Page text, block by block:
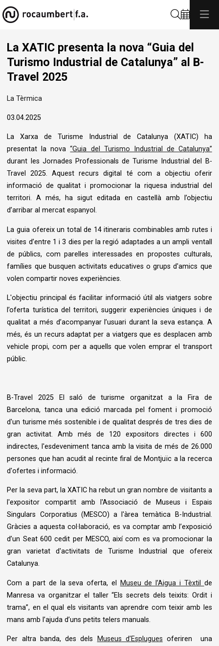
La XATIC presenta la nova “Guia del
Turismo Industrial de Catalunya” al B-
Travel 2025
La Tèrmica
03.04.2025
La Xarxa de Turisme Industrial de Catalunya (XATIC) ha
presentat la nova“Guia del Turismo Industrial de Catalunya”
durant les Jornades Professionals de Turisme Industrial del B-
Travel 2025. Aquest recurs digital té com a objectiu oferir
informació de qualitat i promocionar la riquesa industrial del
territori. A més, ha sigut editada en castellà amb l’objectiu
d’arribar al mercat espanyol.
La guia ofereix un total de 14 itineraris combinables amb rutes i
visites d’entre 1 i 3 dies per la regió adaptades a un ampli ventall
de públics, com parelles interessades en propostes culturals,
famílies que busquen activitats educatives o grups d'amics que
volen compartir noves experiències.
L'objectiu principal és facilitar informació útil als viatgers sobre
l’oferta turística del territori, suggerir experiències úniques i de
qualitat a més d’acompanyar l’usuari durant la seva estança. A
més, és un recurs adaptat per a viatgers que es desplacen amb
vehicle propi, com per a aquells que volen emprar el transport
públic.
B-Travel 2025 El saló de turisme organitzat a la Fira de
Barcelona, tanca una edició marcada pel foment i promoció
d'un turisme més sostenible i de qualitat després de tres dies de
gran activitat. Amb més de 120 expositors directes i 600
indirectes, l'esdeveniment tanca amb la visita de més de 26.000
persones que han acudit al recinte firal de Montjuïc a la recerca
d'ofertes i informació.
Per la seva part, la XATIC ha rebut un gran nombre de visitants a
l'expositor compartit amb l'Associació de Museus i Espais
Singulars Corporatius (MESCO) a l'àrea temàtica B-Industrial.
Gràcies a aquesta col·laboració, es va comptar amb l’exposició
d’un Seat 600 cedit per MESCO, així com es va promocionar la
gran varietat d'activitats de Turisme Industrial que ofereix
Catalunya.
Com a part de la seva oferta, el Museu de l’Aigua i Tèxtil de
Manresa va organitzar el taller “Els secrets dels teixits: Ordit i
trama”, en el qual els visitants van aprendre com teixir amb les
mans amb l’ajuda d’uns petits telers manuals.
Per altra banda, des dels Museus d’Esplugues oferiren una